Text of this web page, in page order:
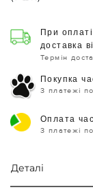
При
доставка
Термін
Покупка
3 платежі
Оплата
3 платежі
Деталі